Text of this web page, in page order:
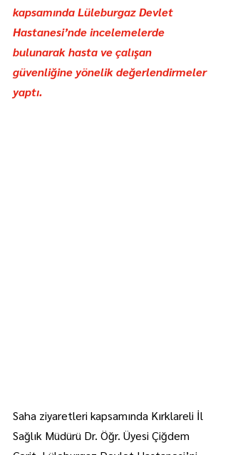
kapsamında Lüleburgaz Devlet
Hastanesi’nde incelemelerde
bulunarak hasta ve çalışan
güvenliğine yönelik değerlendirmeler
yaptı.
Saha ziyaretleri kapsamında Kırklareli İl
Sağlık Müdürü Dr. Öğr. Üyesi Çiğdem